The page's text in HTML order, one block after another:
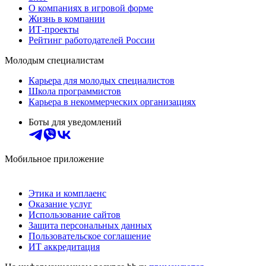
О компаниях в игровой форме
Жизнь в компании
ИТ-проекты
Рейтинг работодателей России
Молодым специалистам
Карьера для молодых специалистов
Школа программистов
Карьера в некоммерческих организациях
Боты для уведомлений
Мобильное приложение
Этика и комплаенс
Оказание услуг
Использование сайтов
Защита персональных данных
Пользовательское соглашение
ИТ аккредитация